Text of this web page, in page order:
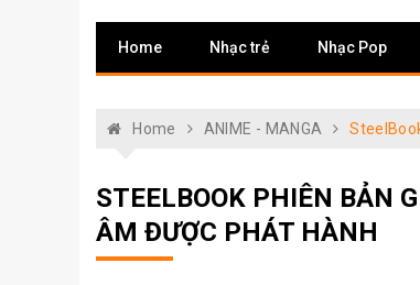
Home Nhạc trẻ Nhạc Pop
Home ANIME - MANGA
STEELBOOK PHIÊN BẢN
ÂM ĐƯỢC PHÁT HÀNH